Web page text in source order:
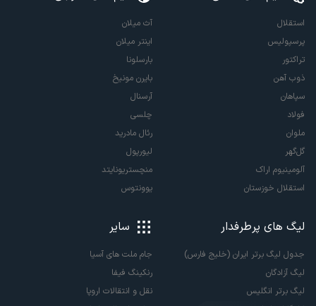
استقلال
پرسپولیس
تراکتور
ذوب آهن
سپاهان
فولاد
ملوان
گل‌گهر
آلومینیوم اراک
استقلال خوزستان
آث میلان
اینتر میلان
بارسلونا
بایرن مونیخ
آرسنال
چلسی
رئال مادرید
لیورپول
منچستریونایتد
یوونتوس
لیگ های پرطرفدار
جدول لیگ برتر ایران (خلیج فارس)
لیگ آزادگان
لیگ برتر انگلیس
سایر
جام ملت های آسیا
رنکینگ فیفا
نقل و انتقالات اروپا